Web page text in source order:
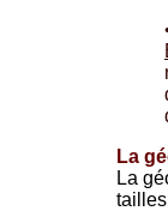
La
La